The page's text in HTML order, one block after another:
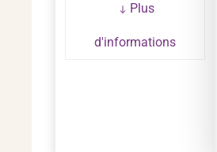
Plus
d'informations